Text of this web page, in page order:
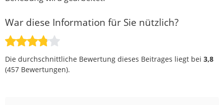
War diese Information für Sie nützlich?
Die durchschnittliche Bewertung dieses Beitrages liegt bei 3,8
(457 Bewertungen).